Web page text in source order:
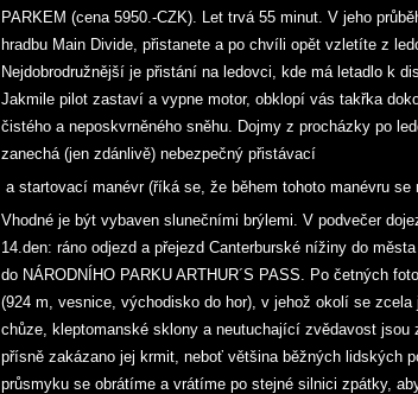
PARKEM (cena 5950.-CZK). Let trvá 55 minut. V jeho
hradbu Main Divide, přistanete a po chvíli opět vzletíte z
Nejdobrodružnější je přistání na ledovci, kde má letadlo k
Jakmile pilot zastaví a vypne motor, obklopí vás takřka
čistého a neposkvrněného sněhu. Dojmy z procházky po
zanechá (jen zdánlivě) nebezpečný přistávací
a startovací manévr (říká se, že během tohoto manévru
Vhodné je být vybaven slunečními brýlemi. V podvečer
14.den: ráno odjezd a přejezd Canterburské nížiny do
do NÁRODNÍHO PARKU ARTHUR´S PASS. Po četných
(924 m, vesnice, východisko do hor), v jehož okolí se
chůze, kleptomanské sklony a neutuchající zvědavost
přísně zakázano jej krmit, neboť většina běžných lidských
průsmyku se obrátíme a vrátíme po stejné silnici zpátky,